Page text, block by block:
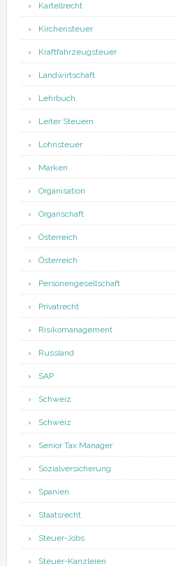
Kartellrecht
Kirchensteuer
Kraftfahrzeugsteuer
Landwirtschaft
Lehrbuch
Leiter Steuern
Lohnsteuer
Marken
Organisation
Organschaft
Österreich
Österreich
Personengesellschaft
Privatrecht
Risikomanagement
Russland
SAP
Schweiz
Schweiz
Senior Tax Manager
Sozialversicherung
Spanien
Staatsrecht
Steuer-Jobs
Steuer-Kanzleien